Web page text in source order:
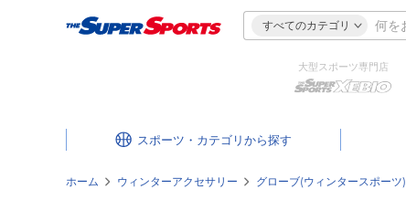
すべてのカテゴリ
大型スポーツ専門店
スポーツ・カテゴリ
ホーム ウィンターアクセサリー グローブ(ウィンタースポーツ)